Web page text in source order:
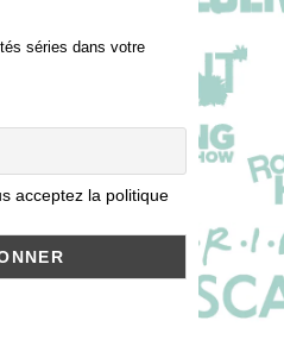
séries dans votre
acceptez la politique